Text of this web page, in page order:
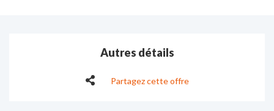
Autres détails
Partagez cette offre